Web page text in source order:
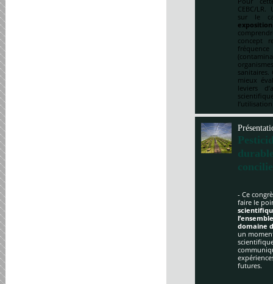
CEBC/
sur le
concept
sanitaires.
mieux
leviers
- Ce
faire le
domaine
un
futures.